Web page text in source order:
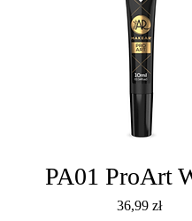
PA01 ProArt
36,99 złCena